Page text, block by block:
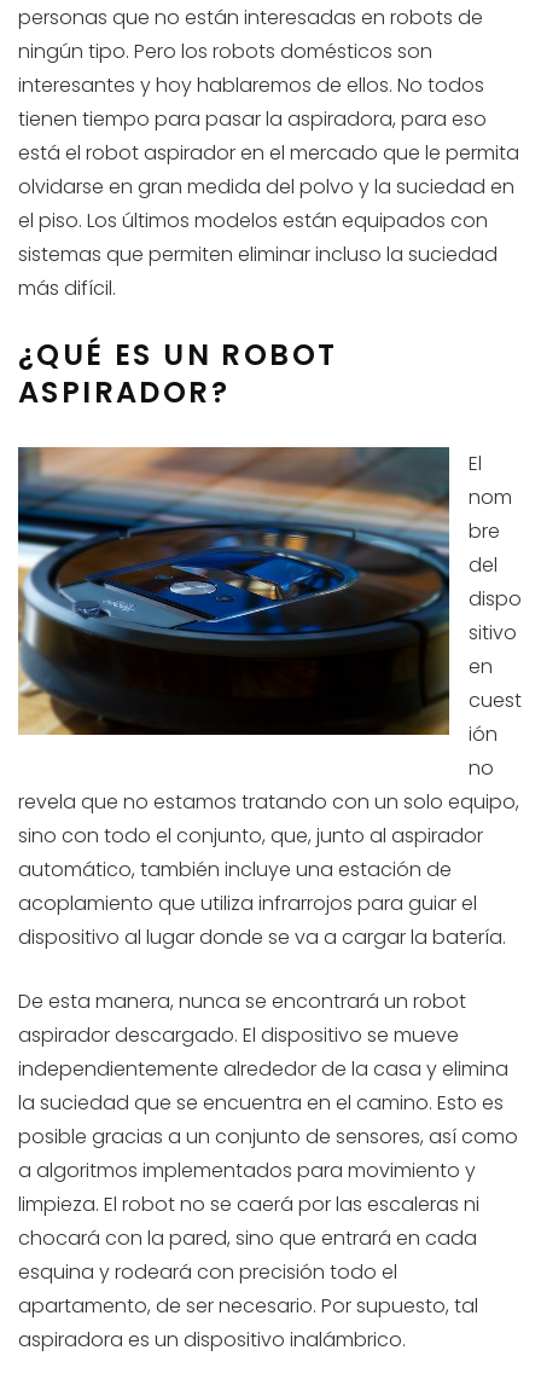
personas que no están interesadas en robots de
ningún tipo. Pero los robots domésticos son
interesantes y hoy hablaremos de ellos. No todos
tienen tiempo para pasar la aspiradora, para eso
está el robot aspirador en el mercado que le permita
olvidarse en gran medida del polvo y la suciedad en
el piso. Los últimos modelos están equipados con
sistemas que permiten eliminar incluso la suciedad
más difícil.
¿QUÉ ES UN ROBOT
ASPIRADOR?
El
nom
bre
del
dispo
sitivo
en
cuest
ión
no
revela que no estamos tratando con un solo equipo,
sino con todo el conjunto, que, junto al aspirador
automático, también incluye una estación de
acoplamiento que utiliza infrarrojos para guiar el
dispositivo al lugar donde se va a cargar la batería.
De esta manera, nunca se encontrará un robot
aspirador descargado. El dispositivo se mueve
independientemente alrededor de la casa y elimina
la suciedad que se encuentra en el camino. Esto es
posible gracias a un conjunto de sensores, así como
a algoritmos implementados para movimiento y
limpieza. El robot no se caerá por las escaleras ni
chocará con la pared, sino que entrará en cada
esquina y rodeará con precisión todo el
apartamento, de ser necesario. Por supuesto, tal
aspiradora es un dispositivo inalámbrico.